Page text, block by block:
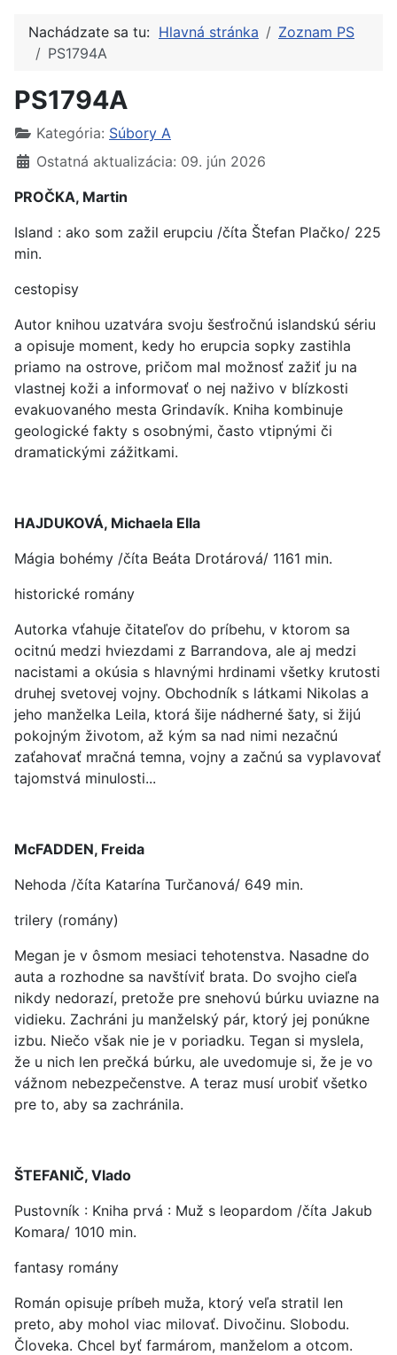
Nachádzate sa tu: Hlavná stránka
Zoznam PS
PS1794A
PS1794A
Kategória: Súbory A
Ostatná aktualizácia: 09. jún 2026
PROČKA, Martin
Island : ako som zažil erupciu /číta Štefan Plačko/ 225
min.
cestopisy
Autor knihou uzatvára svoju šesťročnú islandskú sériu
a opisuje moment, kedy ho erupcia sopky zastihla
priamo na ostrove, pričom mal možnosť zažiť ju na
vlastnej koži a informovať o nej naživo v blízkosti
evakuovaného mesta Grindavík. Kniha kombinuje
geologické fakty s osobnými, často vtipnými či
dramatickými zážitkami.
HAJDUKOVÁ, Michaela Ella
Mágia bohémy /číta Beáta Drotárová/ 1161 min.
historické romány
Autorka vťahuje čitateľov do príbehu, v ktorom sa
ocitnú medzi hviezdami z Barrandova, ale aj medzi
nacistami a okúsia s hlavnými hrdinami všetky krutosti
druhej svetovej vojny. Obchodník s látkami Nikolas a
jeho manželka Leila, ktorá šije nádherné šaty, si žijú
pokojným životom, až kým sa nad nimi nezačnú
zaťahovať mračná temna, vojny a začnú sa vyplavovať
tajomstvá minulosti...
McFADDEN, Freida
Nehoda /číta Katarína Turčanová/ 649 min.
trilery (romány)
Megan je v ôsmom mesiaci tehotenstva. Nasadne do
auta a rozhodne sa navštíviť brata. Do svojho cieľa
nikdy nedorazí, pretože pre snehovú búrku uviazne na
vidieku. Zachráni ju manželský pár, ktorý jej ponúkne
izbu. Niečo však nie je v poriadku. Tegan si myslela,
že u nich len prečká búrku, ale uvedomuje si, že je vo
vážnom nebezpečenstve. A teraz musí urobiť všetko
pre to, aby sa zachránila.
ŠTEFANIČ, Vlado
Pustovník : Kniha prvá : Muž s leopardom /číta Jakub
Komara/ 1010 min.
fantasy romány
Román opisuje príbeh muža, ktorý veľa stratil len
preto, aby mohol viac milovať. Divočinu. Slobodu.
Človeka. Chcel byť farmárom, manželom a otcom.